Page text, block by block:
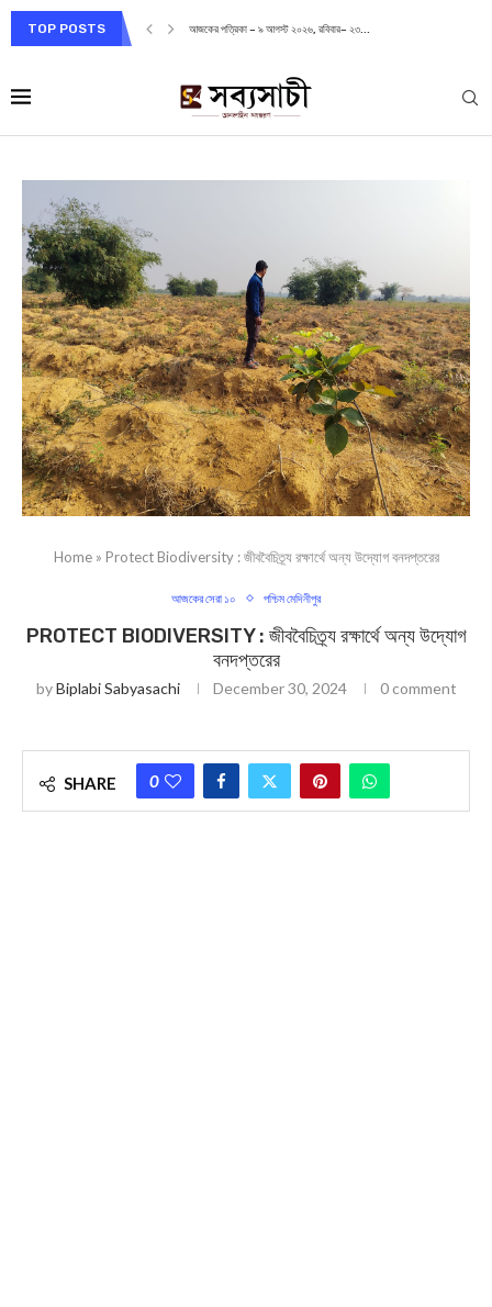
TOP POSTS আজকের পত্রিকা – ৯ আগস্ট ২০২৬, রবিবার– ২৩...
Home» Protect Biodiversity : জীববৈচিত্র্য রক্ষার্থে অন্য উদ্যোগ বনদপ্তরের
আজকের সেরা ১০ পশ্চিম মেদিনীপুর
PROTECT BIODIVERSITY : জীববৈচিত্র্য রক্ষার্থে অন্য উদ্যোগ
বনদপ্তরের
byBiplabi Sabyasachi December 30, 2024 0 comment
SHARE 0